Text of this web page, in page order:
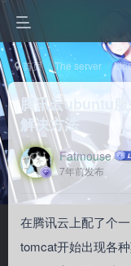
首页 The server
腾讯云ubuntu服
解决方法
Fatmouse
7年前发布
在腾讯云上配了个
tomcat开始出现各